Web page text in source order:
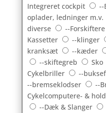
Integreret cockpit
--
oplader, ledninger m.v.
diverse
--Forskiftere
Kassetter
--klinger
kranksæt
--kæder
--skiftegreb
Sko
Cykelbriller
--
--bremseklodser
--
Cykelcomputere- &
--Dæk & Slanger